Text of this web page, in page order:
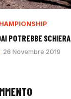
POTREBBE
26 Novembre 2019